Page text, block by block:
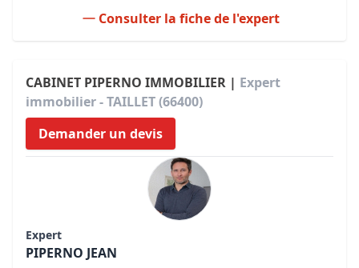
Consulter la fiche de l'expert
CABINET PIPERNO IMMOBILIER | Expert
immobilier - TAILLET (66400)
Demander un devis
Expert
PIPERNO JEAN